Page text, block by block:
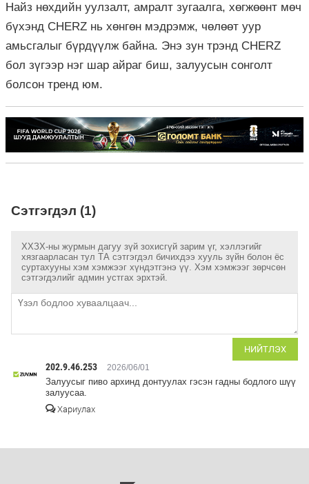
Найз нөхдийн уулзалт, амралт зугаалга, хөгжөөнт мөч
бүхэнд CHERZ нь хөнгөн мэдрэмж, чөлөөт уур
амьсгалыг бүрдүүлж байна. Энэ зун трэнд CHERZ
бол зүгээр нэг шар айраг биш, залуусын сонголт
болсон тренд юм.
Сэтгэгдэл (1)
ХХЗХ-ны журмын дагуу зүй зохисгүй зарим үг, хэллэгийг
хязгаарласан тул ТА сэтгэгдэл бичихдээ хууль зүйн болон ёс
суртахууны хэм хэмжээг хүндэтгэнэ үү. Хэм хэмжээг зөрчсөн
сэтгэгдэлийг админ устгах эрхтэй.
НИЙТЛЭХ
202.9.46.253 2026/06/01
Залуусыг пиво архинд донтуулах гэсэн гадны бодлого шүү
залуусаа.
Хариулах